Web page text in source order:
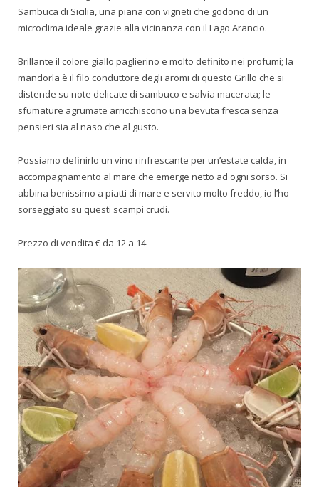
Sambuca di Sicilia, una piana con vigneti che godono di un
microclima ideale grazie alla vicinanza con il Lago Arancio.
Brillante il colore giallo paglierino e molto definito nei profumi; la
mandorla è il filo conduttore degli aromi di questo Grillo che si
distende su note delicate di sambuco e salvia macerata; le
sfumature agrumate arricchiscono una bevuta fresca senza
pensieri sia al naso che al gusto.
Possiamo definirlo un vino rinfrescante per un’estate calda, in
accompagnamento al mare che emerge netto ad ogni sorso. Si
abbina benissimo a piatti di mare e servito molto freddo, io l’ho
sorseggiato su questi scampi crudi.
Prezzo di vendita € da 12 a 14